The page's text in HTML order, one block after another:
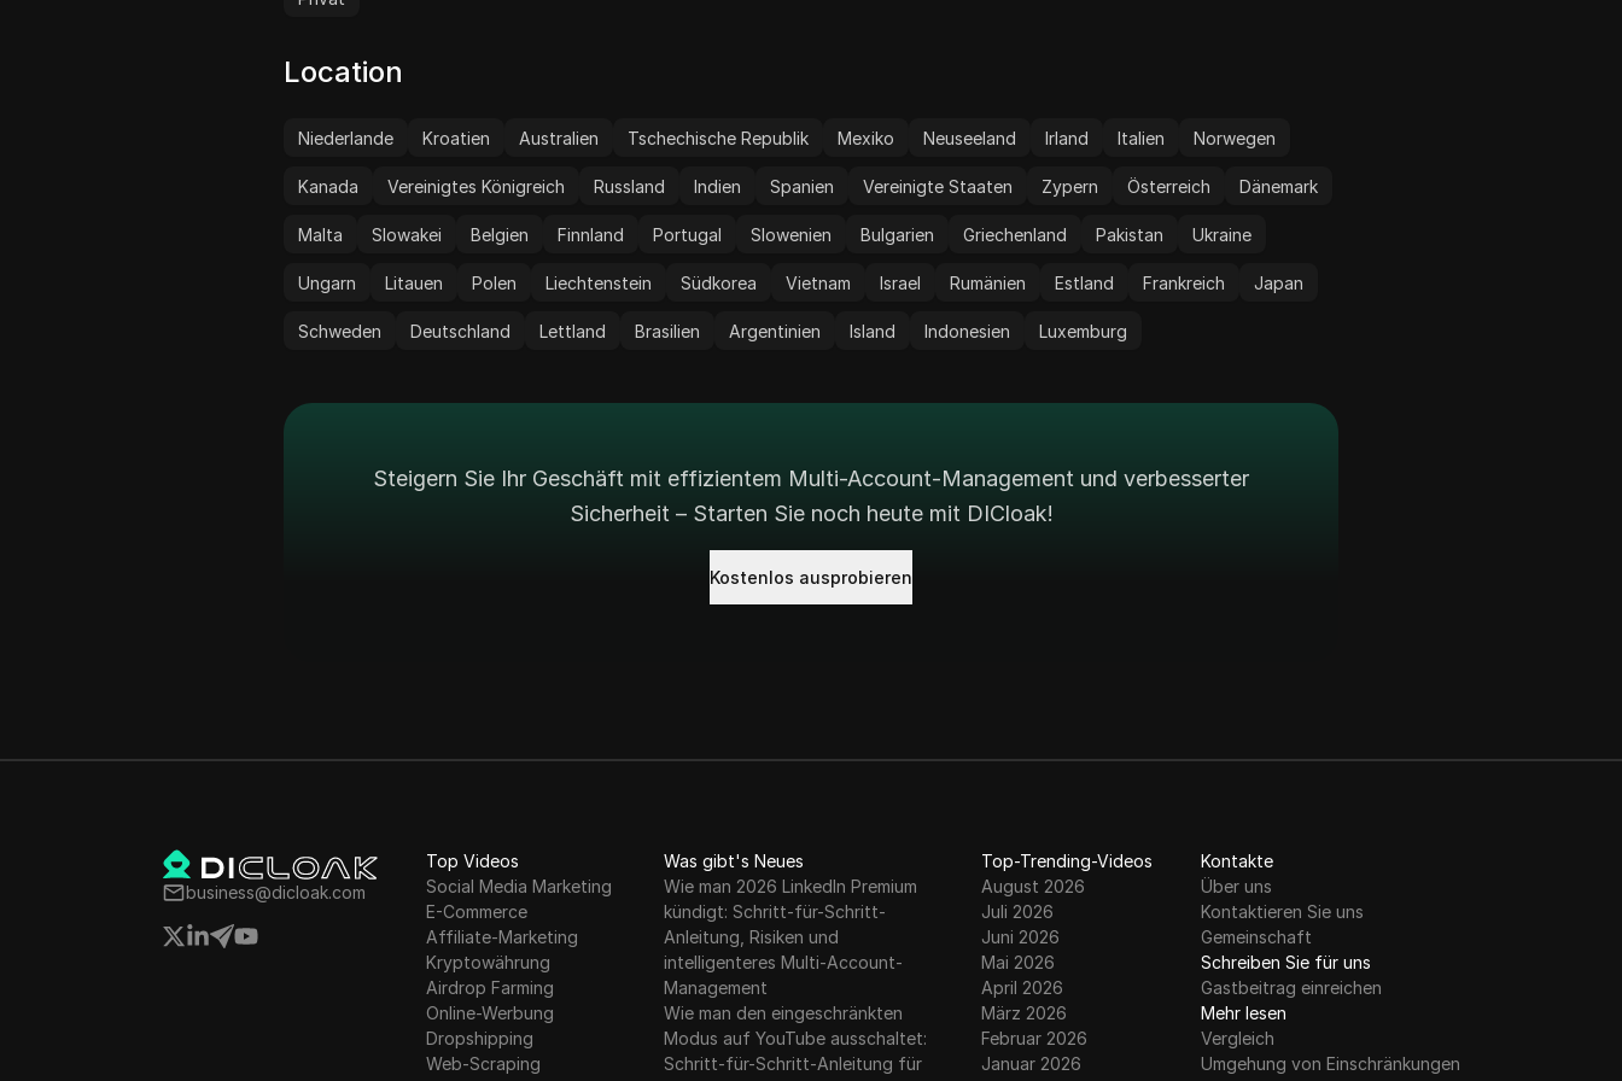
verschiedenen Anwendungen
Location
Niederlande Kroatien Australien Tschechische Republik Mexiko Neuseeland Irland Italien Norwegen
Kanada Vereinigtes Königreich Russland Indien Spanien Vereinigte Staaten Zypern Österreich Dänemark
Malta Slowakei Belgien Finnland Portugal Slowenien Bulgarien Griechenland Pakistan Ukraine
Ungarn Litauen Polen Liechtenstein Südkorea Vietnam Israel Rumänien Estland Frankreich Japan
Schweden Deutschland Lettland Brasilien Argentinien Island Indonesien Luxemburg
Steigern Sie Ihr Geschäft mit effizientem Multi-Account-Management und verbesserter
Sicherheit – Starten Sie noch heute mit DICloak!
Kostenlos ausprobieren
business@dicloak.com
Top Videos
Social Media Marketing
E-Commerce
Affiliate-Marketing
Kryptowährung
Airdrop Farming
Online-Werbung
Dropshipping
Web-Scraping
Was gibt's Neues
Wie man 2026 LinkedIn Premium
kündigt: Schritt-für-Schritt-
Anleitung, Risiken und
intelligenteres Multi-Account-
Management
Wie man den eingeschränkten
Modus auf YouTube ausschaltet:
Schritt-für-Schritt-Anleitung für
Top-Trending-Videos
August 2026
Juli 2026
Juni 2026
Mai 2026
April 2026
März 2026
Februar 2026
Januar 2026
Kontakte
Über uns
Kontaktieren Sie uns
Gemeinschaft
Schreiben Sie für uns
Gastbeitrag einreichen
Mehr lesen
Vergleich
Umgehung von Einschränkungen